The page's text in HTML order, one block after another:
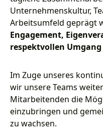
Unternehmenskultur,
Arbeitsumfeld geprägt
Engagement,
respektvollen
Im Zuge unseres
wir unsere Teams
Mitarbeitenden die
einzubringen und
zu wachsen.